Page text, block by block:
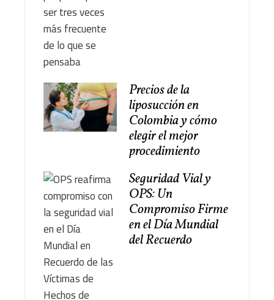
Precios de la
liposucción en
Colombia y cómo
elegir el mejor
procedimiento
Seguridad Vial y
OPS: Un
Compromiso Firme
en el Día Mundial
del Recuerdo